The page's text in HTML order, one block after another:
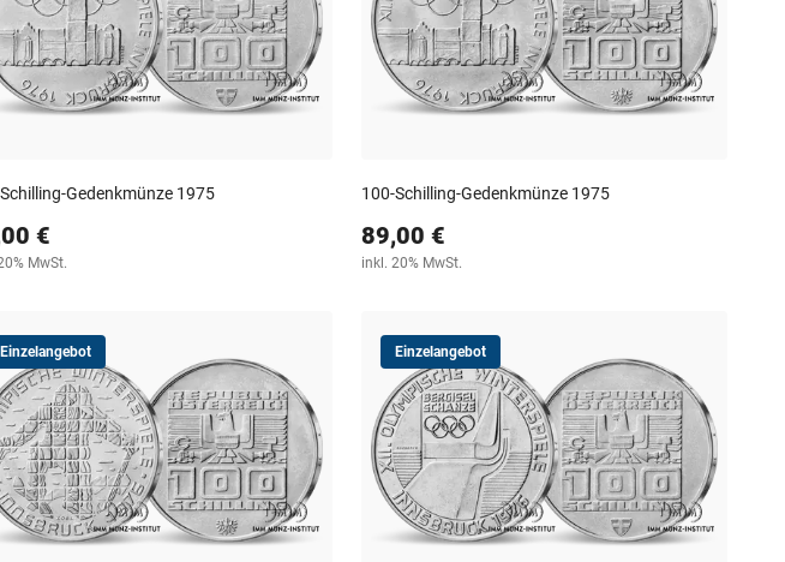
Gedenkmünze 1975
€
MwSt.
100-Schilling-Gedenkmünze 1975
89,00 €
inkl. 20% MwSt.
Einzelangebot Einzelangebot